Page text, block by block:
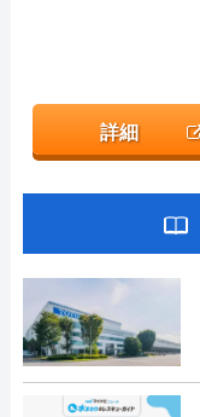
詳細